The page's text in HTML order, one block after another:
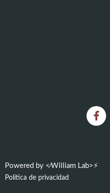
Powered by <⁄William Lab>⚡
Política de privacidad